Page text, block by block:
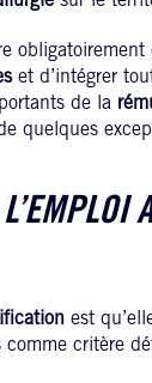
obligatoirement
et d’intégrer
de la
quelques
est
critère